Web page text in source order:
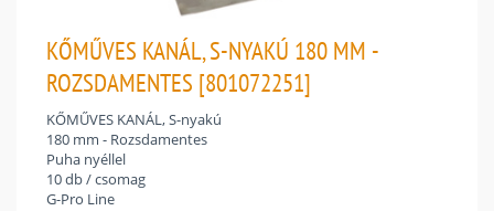
KŐMŰVES KANÁL, S-NYAKÚ 180 MM -
ROZSDAMENTES [801072251]
KŐMŰVES KANÁL, S-nyakú
180 mm - Rozsdamentes
Puha nyéllel
10 db / csomag
G-Pro Line